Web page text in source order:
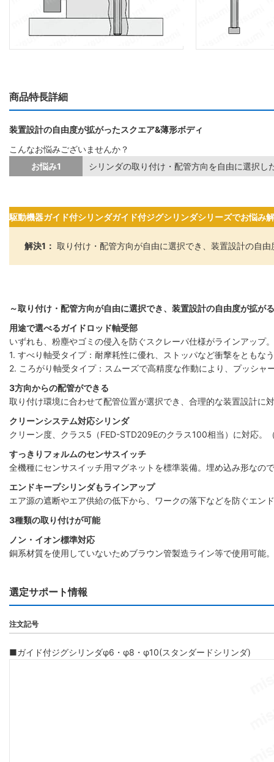
商品特長詳細
装置設計の自由度が拡がったスクエア&薄形ボディ
こんなお悩みございませんか？
お悩み1
シリンダの取り付け・配管方向を自由に選択し
駆動機器ガイド付シリンダガイド付ジグシリンダシリーズでお悩み
解決1： 取り付け・配管方向が自由に選択でき、装置設計の自由
～取り付け・配管方向が自由に選択でき、装置設計の自由度が拡が
用途で選べるガイドロッド軸受部
いずれも、粉塵やゴミの侵入を防ぐスクレーパ仕様がラインアップ。
1. すべり軸受タイプ：耐摩耗性に優れ、ストッパなど衝撃をともな
2. ころがり軸受タイプ：スムーズで高精度な作動により、プッシャ
3方向からの配管ができる
取り付け環境に合わせて配管位置が選択でき、合理的な装置設計に
クリーンシステム対応シリンダ
クリーン度、クラス5（FED-STD209Eのクラス100相当）に対応。
すっきりフォルムのセンサスイッチ
全機種にセンサスイッチ用マグネットを標準装備。埋め込み形なの
エンドキープシリンダもラインアップ
エア源の遮断やエア供給の低下から、ワークの落下などを防ぐエン
3種類の取り付けが可能
ノン・イオン標準対応
銅系材質を使用していないためブラウン管製造ライン等で使用可能
選定サポート情報
注文記号
■ガイド付ジグシリンダφ6・φ8・φ10(スタンダードシリンダ)